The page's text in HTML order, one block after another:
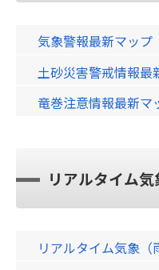
気象警報最新マップ
土砂災害警戒情報最
竜巻注意情報最新マ
リアルタイム
リアルタイム気象